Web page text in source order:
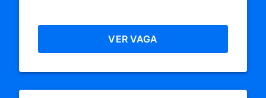
VER VAGA